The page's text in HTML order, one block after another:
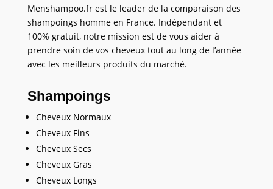
Menshampoo.fr est le leader de la comparaison des
shampoings homme en France. Indépendant et
100% gratuit, notre mission est de vous aider à
prendre soin de vos cheveux tout au long de l’année
avec les meilleurs produits du marché.
Shampoings
Cheveux Normaux
Cheveux Fins
Cheveux Secs
Cheveux Gras
Cheveux Longs